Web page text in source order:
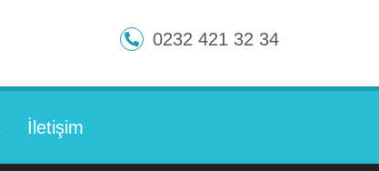
0232 421 32 34
İletişim